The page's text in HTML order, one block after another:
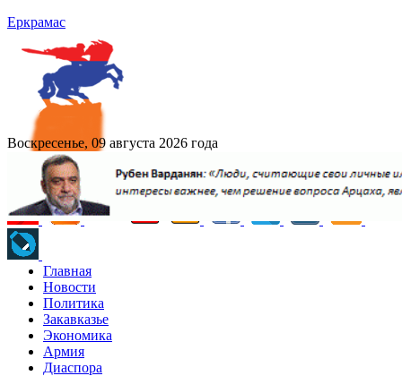
Еркрамас
Воскресенье, 09 августа 2026 года
Главная
Новости
Политика
Закавказье
Экономика
Армия
Диаспора